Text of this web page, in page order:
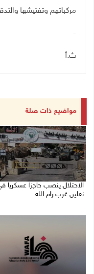
مركباتهم وتفتيشها
-
ث.أ
مواضيع ذات صلة
الاحتلال ينصب حاجزا عسكريا
نعلين غرب رام الله